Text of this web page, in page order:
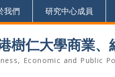
我們 研究中心成員
樹仁大學商業、
Economic and Public